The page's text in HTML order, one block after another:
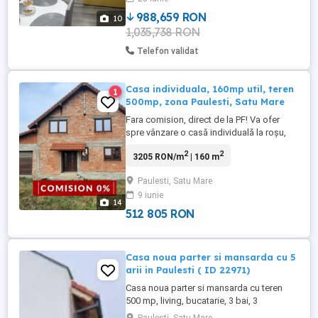
10
cameră,living, bucătărie - ...
988,659 RON
1,035,738 RON
Telefon validat
14
1
Casa individuala, 160mp util, teren
500mp, zona Paulesti, Satu Mare
Fara comision, direct de la PF! Va ofer
spre vânzare o casă individuală la roșu,
județul Satu Mare. Proprietatea este
suprafață utilă de 160 mp și o suprafață
construită totală de 242 mp. Casa este
intăbulată și dispune ...
3205 RON/m2| 160 m2
Paulesti, Satu Mare
9 iunie
512 805 RON
Casa noua parter si mansarda cu 5
arii in Paulesti ( ID 22971)
Casa noua parter si mansarda cu teren
500 mp, living, bucatarie, 3 bai, 3
dressinguri, incalzire in pardoseala, toate